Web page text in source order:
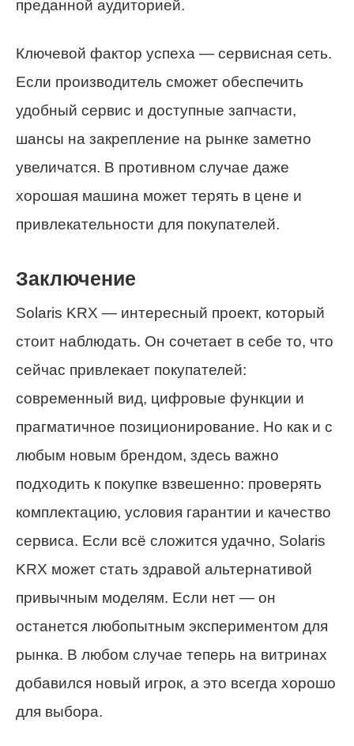
преданной аудиторией.
Ключевой фактор успеха — сервисная сеть.
Если производитель сможет обеспечить
удобный сервис и доступные запчасти,
шансы на закрепление на рынке заметно
увеличатся. В противном случае даже
хорошая машина может терять в цене и
привлекательности для покупателей.
Заключение
Solaris KRX — интересный проект, который
стоит наблюдать. Он сочетает в себе то, что
сейчас привлекает покупателей:
современный вид, цифровые функции и
прагматичное позиционирование. Но как и с
любым новым брендом, здесь важно
подходить к покупке взвешенно: проверять
комплектацию, условия гарантии и качество
сервиса. Если всё сложится удачно, Solaris
KRX может стать здравой альтернативой
привычным моделям. Если нет — он
останется любопытным экспериментом для
рынка. В любом случае теперь на витринах
добавился новый игрок, а это всегда хорошо
для выбора.